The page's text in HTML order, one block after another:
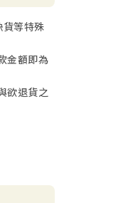
等特殊
金額即為
欲退貨之